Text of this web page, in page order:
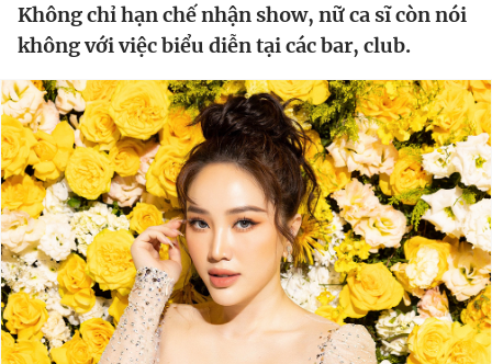
Video Magazine
Sản phẩm khác
Tiện ích Bạn cần biết
Thông tin tòa soạn Liên hệ quảng cáo
Không chỉ hạn chế nhận show, nữ ca sĩ còn nói
không với việc biểu diễn tại các bar, club.